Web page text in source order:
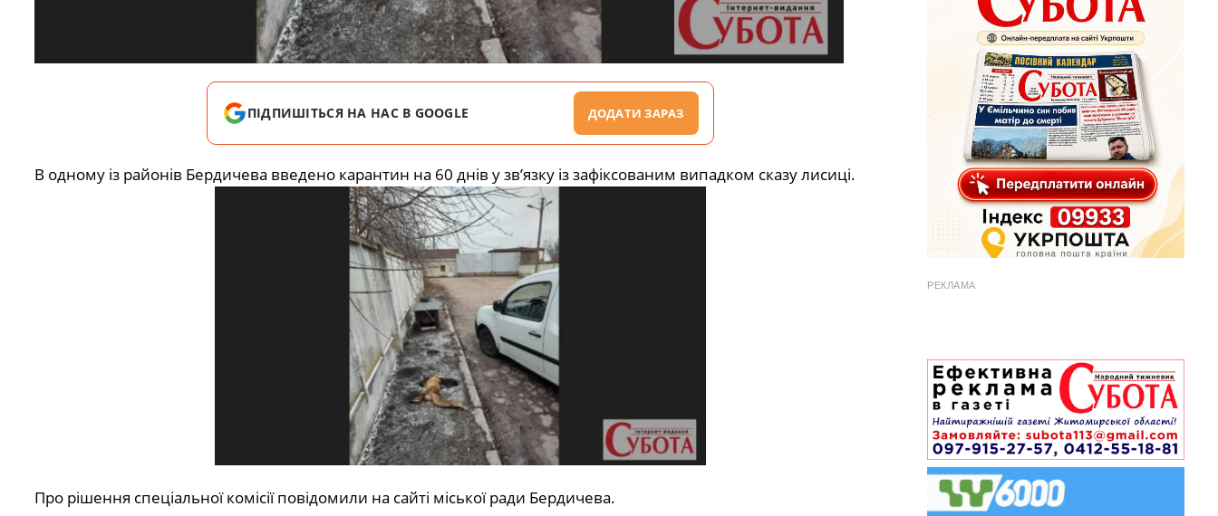
ПІДПИШІТЬСЯ НА НАС В GOOGLE ДОДАТИ ЗАРАЗ
В одному із районів Бердичева введено карантин на 60 днів у зв’язку із зафіксованим випадком сказу лисиці.
Про рішення спеціальної комісії повідомили на сайті міської ради Бердичева.
РЕКЛАМА